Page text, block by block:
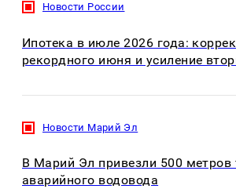
Новости России
Ипотека в июле 2026 года:
рекордного июня и усиление
Новости Марий Эл
В Марий Эл привезли 500 метров
аварийного водовода